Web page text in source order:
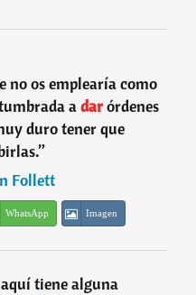
no os emplearía como
adarórdenes
duro tener que
”
Follett
WhatsApp Imagen
tiene alguna